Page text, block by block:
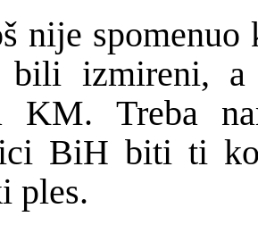
nije
bili izmireni,
KM. Treba
BiH biti ti
ples.